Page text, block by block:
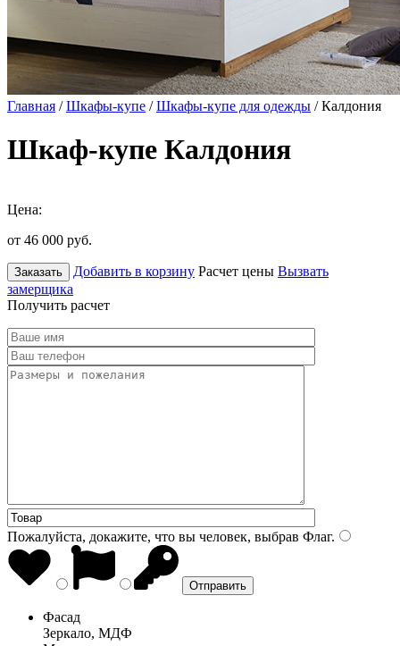
Главная /Шкафы-купе /Шкафы-купе для одежды / Калдония
Шкаф-купе Калдония
Цена:
от 46 000 руб.
Заказать Добавить в корзину Расчет цены Вызвать
замерщика
Получить расчет
Пожалуйста, докажите, что вы человек, выбрав Флаг.
Фасад
Зеркало, МДФ